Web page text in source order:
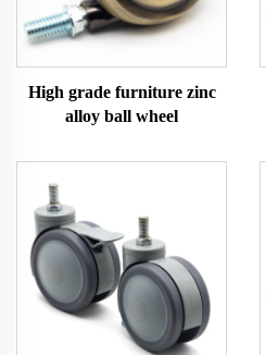
High grade furniture zinc
alloy ball wheel